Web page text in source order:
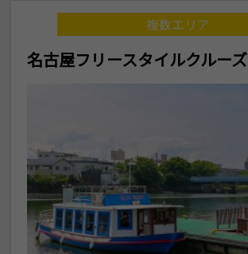
複数エリア
名古屋フリースタイルクルーズ